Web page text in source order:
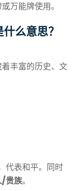
万能牌使用。
么意思？
丰富的历史、文
代表和平。同时
/贵族。